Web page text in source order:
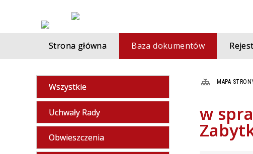
Strona główna Baza dokumentów
Wszystkie
Uchwały Rady
Obwieszczenia
MAPA
w